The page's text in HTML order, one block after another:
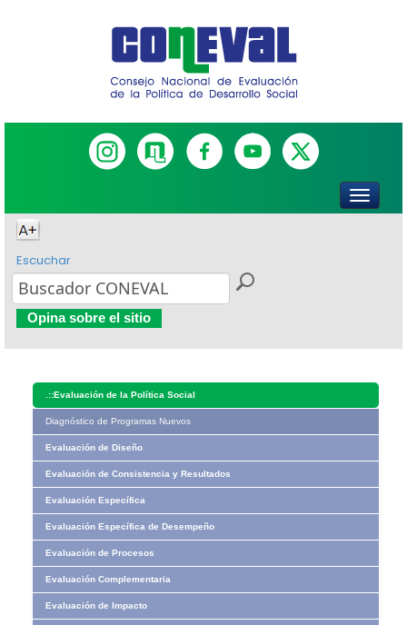
Escuchar
Opina sobre el sitio
.::Evaluación de la Política Social
Diagnóstico de Programas Nuevos
Evaluación de Diseño
Evaluación de Consistencia y Resultados
Evaluación Específica
Evaluación Específica de Desempeño
Evaluación de Procesos
Evaluación Complementaria
Evaluación de Impacto